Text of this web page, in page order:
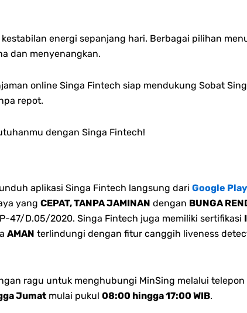
energi sepanjang hari. Berbagai pilihan
dan menyenangkan.
online Singa Fintech siap mendukung Sobat
repot.
dengan Singa Fintech!
aplikasi Singa Fintech langsung dari Google
yang CEPAT, TANPA JAMINAN dengan BUNGA
47/D.05/2020. Singa Fintech juga memiliki sertifikasi
AMAN terlindungi dengan fitur canggih liveness
ragu untuk menghubungi MinSing melalui telepon
Jumat mulai pukul 08:00 hingga 17:00 WIB.